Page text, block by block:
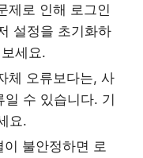
제로 인해 로그인
설정을 초기화하
세요.
체 오류보다는, 사
수 있습니다. 기
요.
이 불안정하면 로